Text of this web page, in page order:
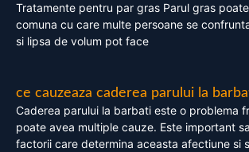
Tratamente pentru par gras Parul gras
comuna cu care multe persoane se
si lipsa de volum pot face
ce cauzeaza caderea parului la
Caderea parului la barbati este o problema
poate avea multiple cauze. Este important
factorii care determina aceasta afectiune si